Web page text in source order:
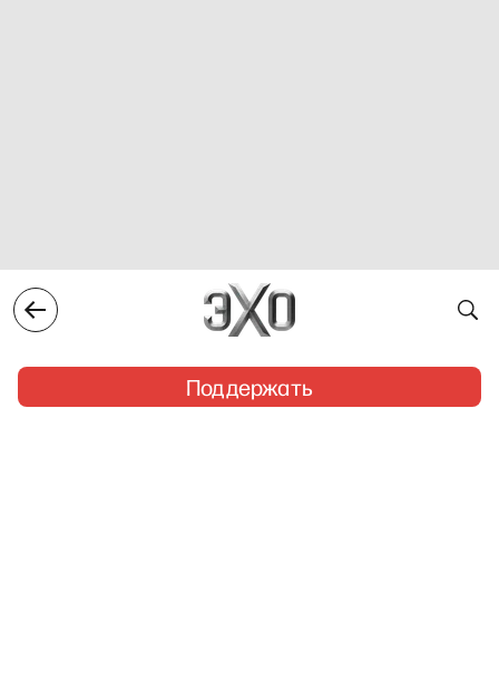
Поддержать